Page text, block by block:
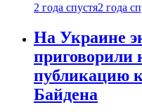
2 года спустя2 года
На Украине
приговорили
публикацию
Байдена